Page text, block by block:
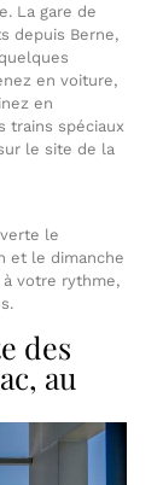
La gare de
depuis Berne,
en voiture,
en
trains spéciaux
le site de la
le
et le dimanche
votre rythme,
des
au